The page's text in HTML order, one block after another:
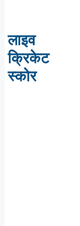
लाइव
क्रिकेट
स्कोर